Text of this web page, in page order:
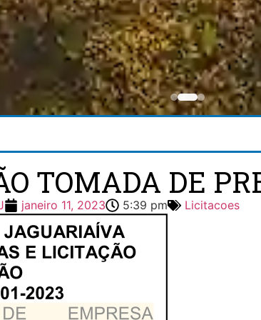
TOMADA DE
janeiro 11, 2023 5:39 pm Licitacoes